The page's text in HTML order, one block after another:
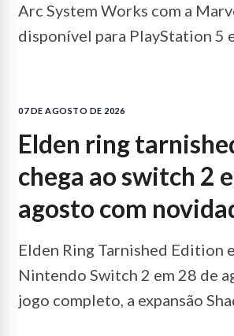
Arc System Works com a
disponível para PlayStation 5
07 DE AGOSTO DE 2026
elden ring tarnished edition
chega ao switch 2
agosto com
Elden Ring Tarnished Edition
Nintendo Switch 2 em 28 de
jogo completo, a expansão